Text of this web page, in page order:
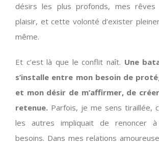
désirs les plus profonds, mes
plaisir, et cette volonté d’exister
même.
Et c’est là que le conflit naît. Une
s’installe entre mon besoin de
et mon désir de m’affirmer, de
retenue. Parfois, je me sens tiraillée,
les autres impliquait de renoncer
besoins. Dans mes relations